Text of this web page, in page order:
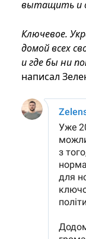
вытащить и
Ключевое.
домой всех
и где бы ни
написал